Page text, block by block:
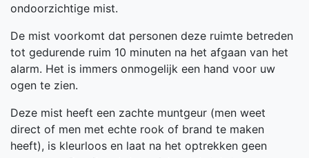
ondoorzichtige mist.
De mist voorkomt dat personen deze ruimte betreden
tot gedurende ruim 10 minuten na het afgaan van het
alarm. Het is immers onmogelijk een hand voor uw
ogen te zien.
Deze mist heeft een zachte muntgeur (men weet
direct of men met echte rook of brand te maken
heeft), is kleurloos en laat na het optrekken geen